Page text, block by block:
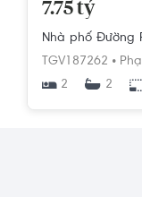
7.75 tỷ
TGV187262 •
2
2